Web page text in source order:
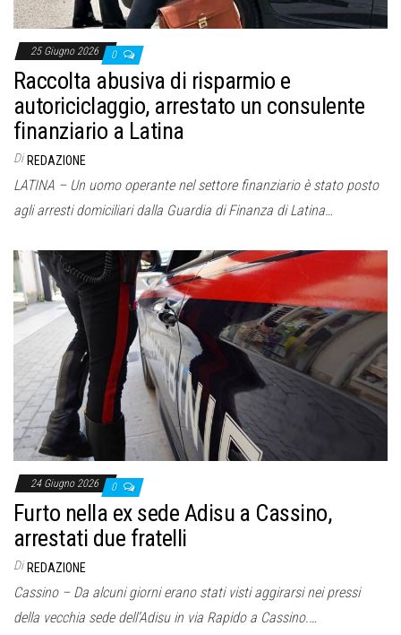
25 Giugno 2026 0
Raccolta abusiva di risparmio e
autoriciclaggio, arrestato un consulente
finanziario a Latina
Di REDAZIONE
LATINA – Un uomo operante nel settore finanziario è stato posto
agli arresti domiciliari dalla Guardia di Finanza di Latina…
24 Giugno 2026 0
Furto nella ex sede Adisu a Cassino,
arrestati due fratelli
Di REDAZIONE
Cassino – Da alcuni giorni erano stati visti aggirarsi nei pressi
della vecchia sede dell’Adisu in via Rapido a Cassino.…